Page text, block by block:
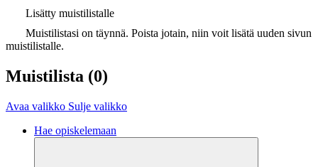
Lisätty muistilistalle
Muistilistasi on täynnä. Poista jotain, niin voit lisätä uuden sivun
muistilistalle.
Muistilista (0)
Avaa valikko Sulje valikko
Hae opiskelemaan